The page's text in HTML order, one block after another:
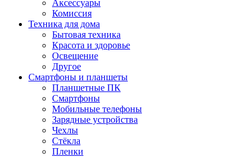
Аксессуары
Комиссия
Техника для дома
Бытовая техника
Красота и здоровье
Освещение
Другое
Смартфоны и планшеты
Планшетные ПК
Смартфоны
Мобильные телефоны
Зарядные устройства
Чехлы
Стёкла
Пленки